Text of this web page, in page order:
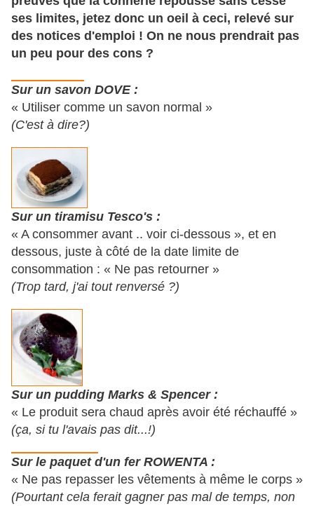
ses limites, jetez donc un oeil à ceci, relevé sur
des notices d'emploi ! On ne nous prendrait pas
un peu pour des cons ?
Sur un savon DOVE :
« Utiliser comme un savon normal »
(C'est à dire?)
Sur un tiramisu Tesco's :
« A consommer avant .. voir ci-dessous », et en
dessous, juste à côté de la date limite de
consommation : « Ne pas retourner »
(Trop tard, j'ai tout renversé ?)
Sur un pudding Marks & Spencer :
« Le produit sera chaud après avoir été réchauffé »
(ça, si tu l'avais pas dit...!)
Sur le paquet d'un fer ROWENTA :
« Ne pas repasser les vêtements à même le corps »
(Pourtant cela ferait gagner pas mal de temps, non